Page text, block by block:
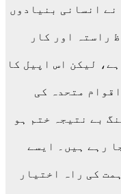
نے انسانی بنیادوں
راستہ اور کار
لیکن اس اپیل کا
متحدہ کی
بے نتیجہ ختم ہو
رہے ہیں۔ ایسے
کی راہ اختیار